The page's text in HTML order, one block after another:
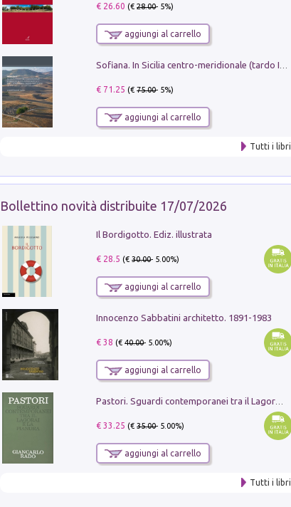
€ 26.60 (€28.00- 5%)
aggiungi al carrello
€ 71.25 (€75.00- 5%)
aggiungi al carrello
Tutti i libri
Bollettino novità distribuite 17/07/2026
Il Bordigotto. Ediz. illustrata
€ 28.5 (€30.00- 5.00%)
aggiungi al carrello
Innocenzo Sabbatini architetto. 1891-1983
€ 38 (€40.00- 5.00%)
aggiungi al carrello
€ 33.25 (€35.00- 5.00%)
aggiungi al carrello
Tutti i libri